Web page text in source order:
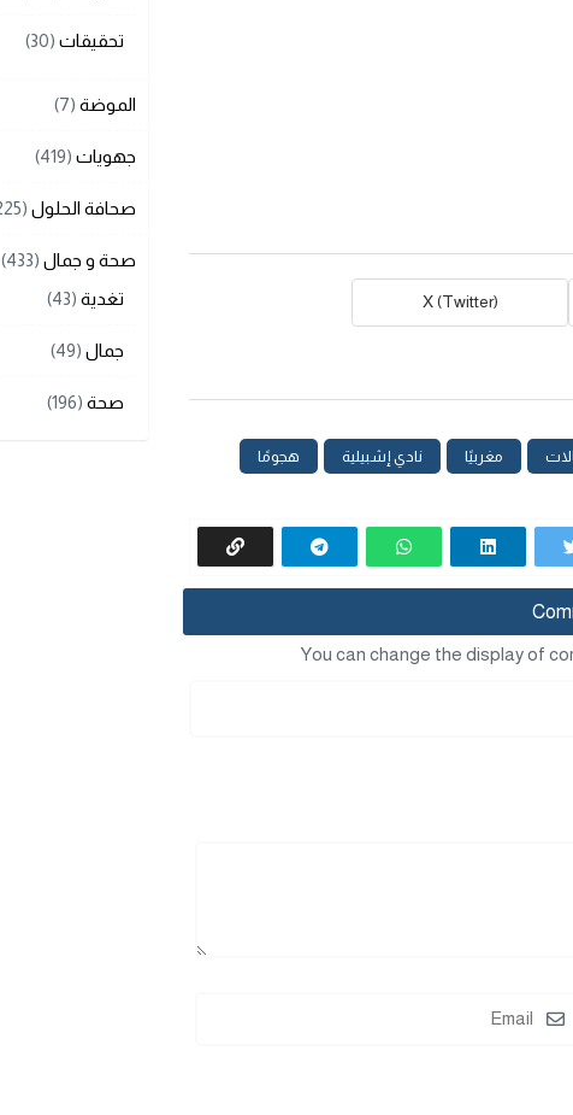
X (Twitter)
مغربيًا نادي إشبيلية هجومًا
You can change the display of
تحقيقات (30)
الموضة (7)
جهويات (419)
صحافة الحلول (225)
صحة و جمال (433)
تغدية (43)
جمال (49)
صحة (196)